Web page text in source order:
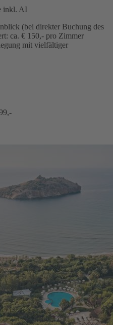
inkl. AI
(bei direkter Buchung des
ca. € 150,- pro Zimmer
mit vielfältiger